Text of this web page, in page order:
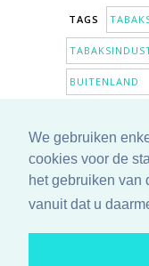
We gebruiken
cookies voor de
het gebruiken van
vanuit dat u
TAGS
BUITENLAND
MEER TAGS
Copyright ©